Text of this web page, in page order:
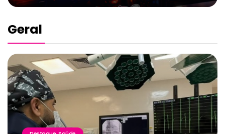
Geral